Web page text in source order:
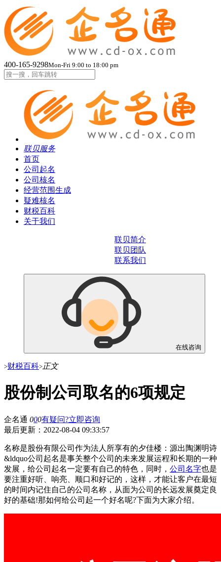
400-165-9298Mon-Fri 9:00 to 18:00 pm
联贝服务
首页
公司起名
公司核名
经营范围生成
疑难核名
财税百科
关于我们
联贝简介
联贝团队
联系我们
在线咨询
>财税百科> 正文
股份制公司取名的6项规定
企名通 000有疑问?立即咨询
最后更新： 2022-08-04 09:33:57
名称是股份有限公司作为法人所享有的夕佳楼：源出陶渊明诗
&ldquo公司起名是事关整个公司的未来发展运程和长期的一种
发展，给公司起名一定要有自己的特色，同时， 公司名字也是
要注重好听、响亮、顺口和好记的，这样，才能让客户在最短
的时间内记住自己的公司名称，从面为公司的长远发展奠定良
好的基础!那如何给公司起一个好名呢?下面为大家介绍。